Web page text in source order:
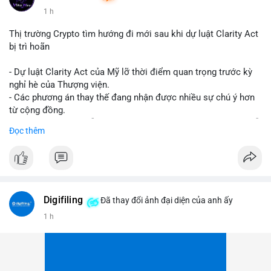
1 h
Thị trường Crypto tìm hướng đi mới sau khi dự luật Clarity Act
bị trì hoãn
- Dự luật Clarity Act của Mỹ lỡ thời điểm quan trọng trước kỳ
nghỉ hè của Thượng viện.
- Các phương án thay thế đang nhận được nhiều sự chú ý hơn
từ cộng đồng.
về pháp lý.
#binancesquare
#vlikevn #titanbot
Đọc thêm
Digifiling Đã thay đổi ảnh đại diện của anh ấy
1 h